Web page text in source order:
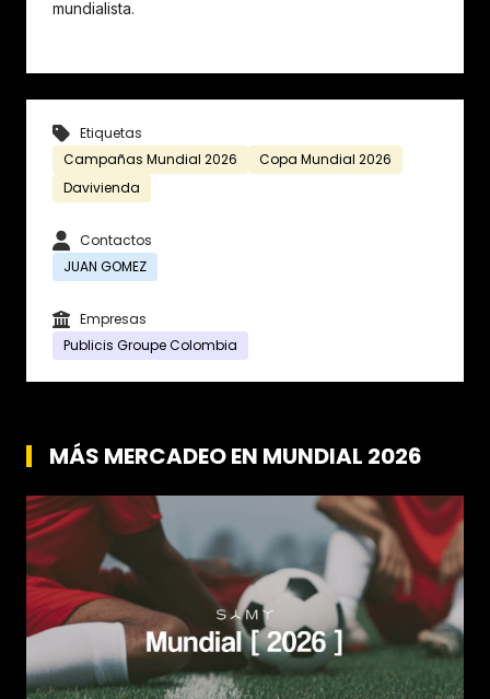
mundialista.
Etiquetas
Campañas Mundial 2026
Copa Mundial 2026
Davivienda
Contactos
JUAN GOMEZ
Empresas
Publicis Groupe Colombia
MÁS MERCADEO EN MUNDIAL 2026